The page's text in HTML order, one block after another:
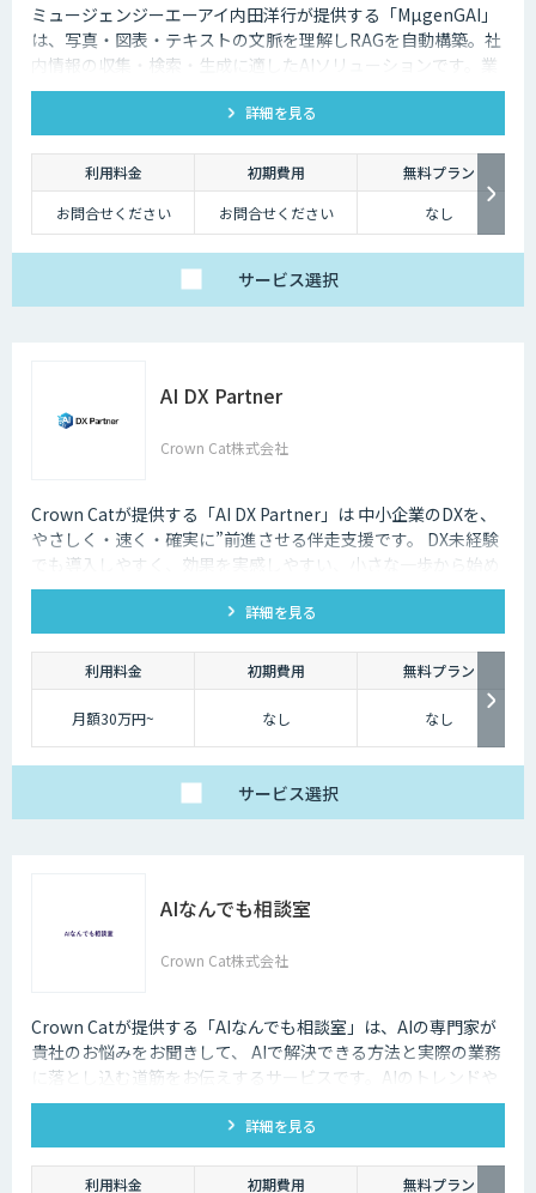
ミュージェンジーエーアイ内田洋行が提供する「MµgenGAI」
は、写真・図表・テキストの文脈を理解しRAGを自動構築。社
内情報の収集・検索・生成に適したAIソリューションです。業
種を問わず業務効率とナレッジ活用を支援します。
詳細を見る
利用料金 初期費用
無料プラン
お問合せください
お問合せください なし
サービス選択
AI DX Partner
Crown Cat株式会社
Crown Catが提供する「AI DX Partner」は 中小企業のDXを、
やさしく・速く・確実に”前進させる伴走支援です。 DX未経験
でも導入しやすく、効果を実感しやすい、小さな一歩から始め
るDX支援サービスです。 AI DX Partnerは、大手企業のDX支援
で培ったノウハウをベースに、 地方・中小企業のための“現実
的なDX”を設計・実装・運用まで一貫して支援いたします。 私
たちは、コンサル×開発×AIの力で、現場に寄り添った 『ちょ
うどいいDX』を実現します。
詳細を見る
利用料金 初期費用 無料プラン
月額30万円~ なし なし
サービス選択
AIなんでも相談室
Crown Cat株式会社
Crown Catが提供する「AIなんでも相談室」は、AIの専門家が
貴社のお悩みをお聞きして、 AIで解決できる方法と実際の業務
に落とし込む道筋をお伝えするサービスです。AIのトレンドや
最新の事例はもちろん、自社にあった活用を安価にクイックに
詳細を見る
利用料金 初期費用
無料プラン